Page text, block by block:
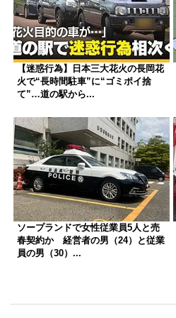
【迷惑行為】日本三大花火の長岡花
火で“長時間駐車”に“ゴミポイ捨
て”…道の駅から...
ソープランドで女性従業員5人と売
春契約か 経営者の男（24）と従業
員の男（30）...